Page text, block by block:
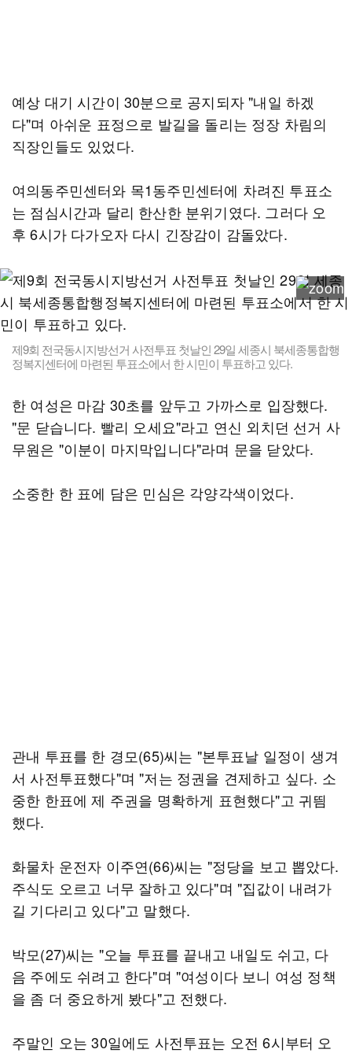
예상 대기 시간이 30분으로 공지되자 "내일 하겠
다"며 아쉬운 표정으로 발길을 돌리는 정장 차림의
직장인들도 있었다.
여의동주민센터와 목1동주민센터에 차려진 투표소
는 점심시간과 달리 한산한 분위기였다. 그러다 오
후 6시가 다가오자 다시 긴장감이 감돌았다.
제9회 전국동시지방선거 사전투표 첫날인 29일 세종시 북세종통합행
정복지센터에 마련된 투표소에서 한 시민이 투표하고 있다.
한 여성은 마감 30초를 앞두고 가까스로 입장했다.
"문 닫습니다. 빨리 오세요"라고 연신 외치던 선거 사
무원은 "이분이 마지막입니다"라며 문을 닫았다.
소중한 한 표에 담은 민심은 각양각색이었다.
관내 투표를 한 경모(65)씨는 "본투표날 일정이 생겨
서 사전투표했다"며 "저는 정권을 견제하고 싶다. 소
중한 한표에 제 주권을 명확하게 표현했다"고 귀띔
했다.
화물차 운전자 이주연(66)씨는 "정당을 보고 뽑았다.
주식도 오르고 너무 잘하고 있다"며 "집값이 내려가
길 기다리고 있다"고 말했다.
박모(27)씨는 "오늘 투표를 끝내고 내일도 쉬고, 다
음 주에도 쉬려고 한다"며 "여성이다 보니 여성 정책
을 좀 더 중요하게 봤다"고 전했다.
주말인 오는 30일에도 사전투표는 오전 6시부터 오